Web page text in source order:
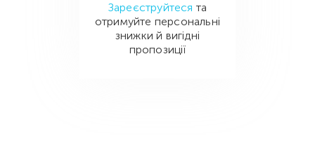
Зареєструйтеся та
отримуйте персональні
знижки й вигідні
пропозиції